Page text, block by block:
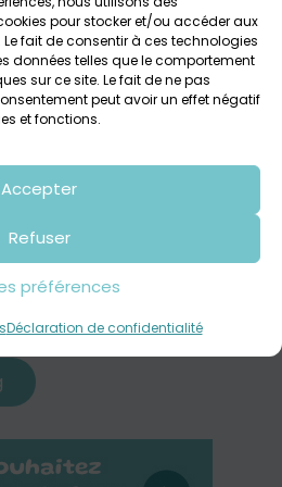
pour stocker et/ou accéder aux
fait de consentir à ces technologies
données telles que le comportement
sur ce site. Le fait de ne pas
peut avoir un effet négatif
et fonctions.
Accepter
Refuser
préférences
Déclaration de confidentialité
M'inscrire